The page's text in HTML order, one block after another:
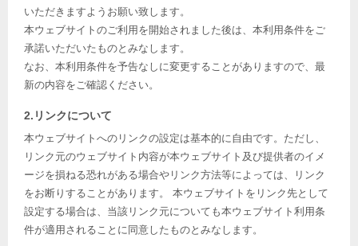
いただきますようお願い致します。
本ウェブサイトのご利用を開始されました後は、本利用条件をご
承諾いただいたものとみなします。
なお、本利用条件を予告なしに変更することがありますので、最
新の内容をご確認ください。
2.リンクについて
本ウェブサイトへのリンクの設定は基本的に自由です。ただし、
リンク元のウェブサイト内容が本ウェブサイト及び提供者のイメ
ージを損ねる恐れがある場合やリンク方法等によっては、リンク
をお断りすることがあります。 本ウェブサイトをリンク先として
設定する場合は、当該リンク元についても本ウェブサイト利用条
件が適用されることに同意したものとみなします。